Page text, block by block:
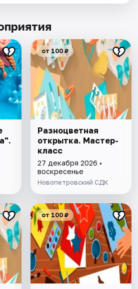
от 100 ₽
Разноцветная
открытка. Мастер-
класс
27 декабря 2026 •
воскресенье
Новопетровский СДК
от 100 ₽